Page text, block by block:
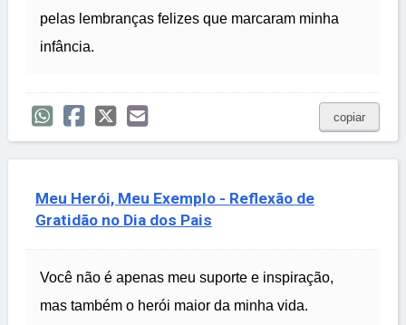
pelas lembranças felizes que marcaram minha
infância.
copiar
Meu Herói, Meu Exemplo - Reflexão de
Gratidão no Dia dos Pais
Você não é apenas meu suporte e inspiração,
mas também o herói maior da minha vida.